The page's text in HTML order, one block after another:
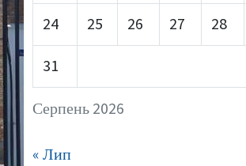
Серпень 2026
24 25 26 27 28
31
« Лип